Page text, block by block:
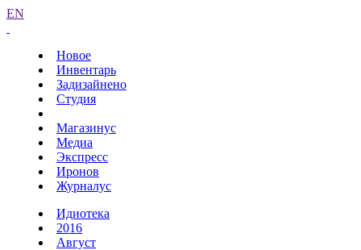
EN
Новое
Инвентарь
Задизайнено
Студия
Магазинус
Медиа
Экспресс
Иронов
Журналус
Идиотека
2016
Август